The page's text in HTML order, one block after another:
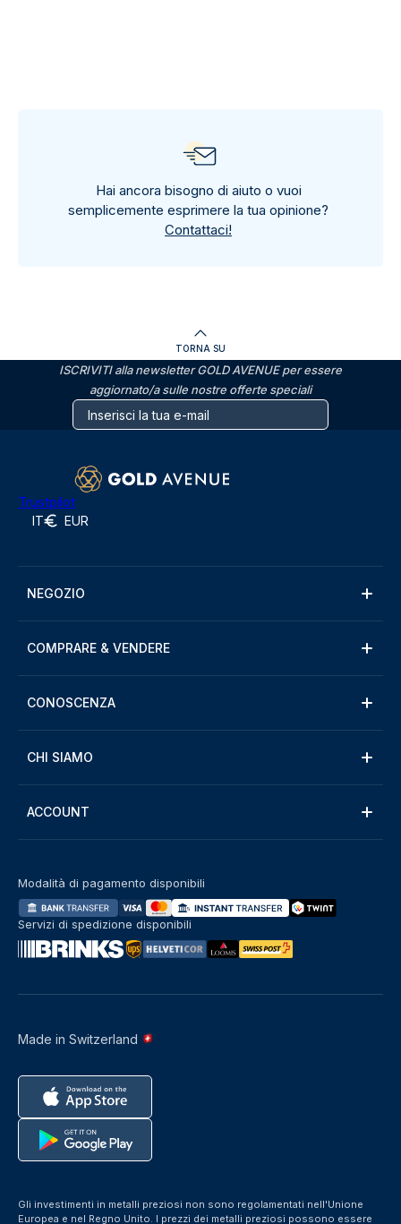
Hai ancora bisogno di aiuto o vuoi
semplicemente esprimere la tua opinione?
Contattaci!
TORNA SU
ISCRIVITI alla newsletter GOLD AVENUE per essere
aggiornato/a sulle nostre offerte speciali
Trustpilot
IT EUR
NEGOZIO
COMPRARE & VENDERE
CONOSCENZA
CHI SIAMO
ACCOUNT
Made in Switzerland
Modalità di pagamento disponibili
Servizi di spedizione disponibili
Gli investimenti in metalli preziosi non sono regolamentati nell'Unione
Europea e nel Regno Unito. I prezzi dei metalli preziosi possono essere